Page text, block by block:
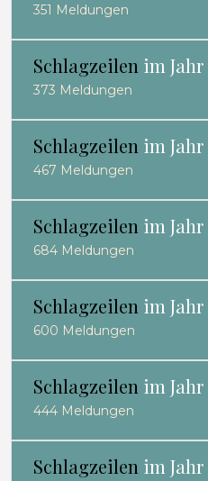
351 Meldungen
Schlagzeilen im Jahr
373 Meldungen
Schlagzeilen im Jahr
467 Meldungen
Schlagzeilen im Jahr
684 Meldungen
Schlagzeilen im Jahr
600 Meldungen
Schlagzeilen im Jahr
444 Meldungen
Schlagzeilen im Jahr